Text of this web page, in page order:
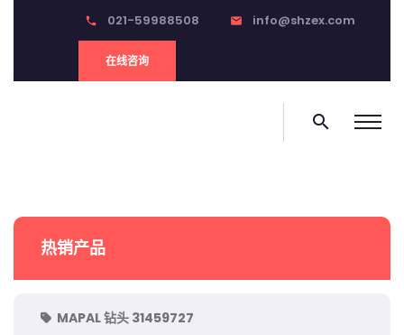
phone 021-59988508 email info@shzex.com
在线咨询
search
热销产品
MAPAL 钻头 31459727